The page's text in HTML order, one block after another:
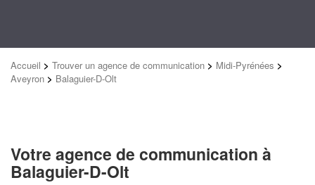
Accueil > Trouver un agence de communication > Midi-Pyrénées >
Aveyron > Balaguier-D-Olt
Votre agence de communication à
Balaguier-D-Olt